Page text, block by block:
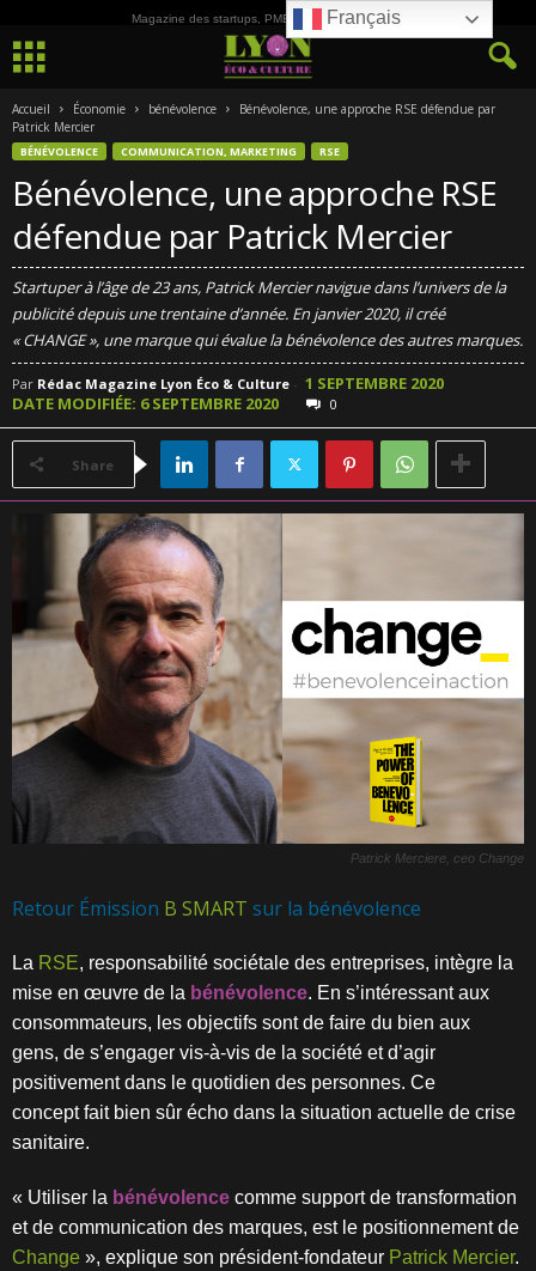
Magazine des startups, PME, ETI et de la Culture
Accueil Économie bénévolence
Bénévolence, une approche RSE défendue par
Patrick Mercier
BÉNÉVOLENCE COMMUNICATION, MARKETING RSE
Bénévolence, une approche RSE
défendue par Patrick Mercier
Startuper à l’âge de 23 ans, Patrick Mercier navigue dans l’univers de la
publicité depuis une trentaine d’année. En janvier 2020, il créé
« CHANGE », une marque qui évalue la bénévolence des autres marques.
Par Rédac Magazine Lyon Éco & Culture - 1 SEPTEMBRE 2020
DATE MODIFIÉE: 6 SEPTEMBRE 2020
0
Share
Patrick Merciere, ceo Change
Retour Émission B SMART sur la bénévolence
La RSE, responsabilité sociétale des entreprises, intègre la
mise en œuvre de la bénévolence. En s’intéressant aux
consommateurs, les objectifs sont de faire du bien aux
gens, de s’engager vis-à-vis de la société et d’agir
positivement dans le quotidien des personnes. Ce
concept fait bien sûr écho dans la situation actuelle de crise
sanitaire.
« Utiliser la bénévolence comme support de transformation
et de communication des marques, est le positionnement de
Change », explique son président-fondateur Patrick Mercier.
Français